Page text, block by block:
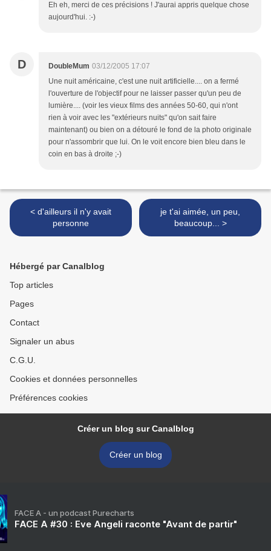
Eh eh, merci de ces précisions ! J'aurai appris quelque chose
aujourd'hui. :-)
D DoubleMum 03/12/2005 17:07
Une nuit américaine, c'est une nuit artificielle.... on a fermé
l'ouverture de l'objectif pour ne laisser passer qu'un peu de
lumière.... (voir les vieux films des années 50-60, qui n'ont
rien à voir avec les "extérieurs nuits" qu'on sait faire
maintenant) ou bien on a détouré le fond de la photo originale
pour n'assombrir que lui. On le voit encore bien bleu dans le
coin en bas à droite ;-)
< d'ailleurs il n'y avait
personne
je t'ai aimée, un peu,
beaucoup... >
Hébergé par Canalblog
Top articles
Pages
Contact
Signaler un abus
C.G.U.
Cookies et données personnelles
Préférences cookies
Créer un blog sur Canalblog
Créer un blog
FACE A - un podcast Purecharts
FACE A #30 : Eve Angeli raconte "Avant de partir"